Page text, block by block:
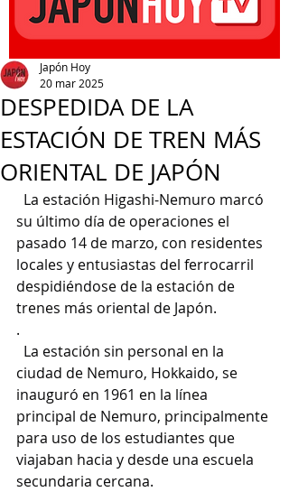
DESPEDIDA DE LA
ESTACIÓN DE TREN MÁS
ORIENTAL DE JAPÓN
Japón Hoy
20 mar 2025
La estación Higashi-Nemuro marcó
su último día de operaciones el
pasado 14 de marzo, con residentes
locales y entusiastas del ferrocarril
despidiéndose de la estación de
trenes más oriental de Japón.
.
La estación sin personal en la
ciudad de Nemuro, Hokkaido, se
inauguró en 1961 en la línea
principal de Nemuro, principalmente
para uso de los estudiantes que
viajaban hacia y desde una escuela
secundaria cercana.